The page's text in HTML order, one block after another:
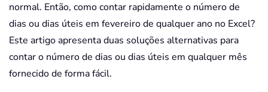
normal. Então, como contar rapidamente o número de
dias ou dias úteis em fevereiro de qualquer ano no Excel?
Este artigo apresenta duas soluções alternativas para
contar o número de dias ou dias úteis em qualquer mês
fornecido de forma fácil.